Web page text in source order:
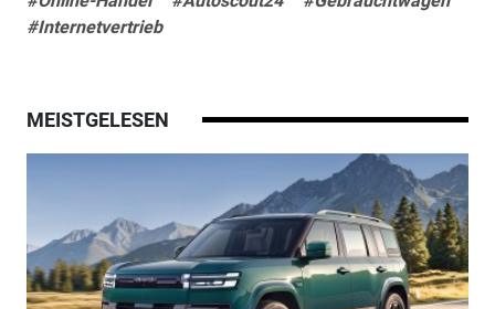
#Internetvertrieb
MEISTGELESEN